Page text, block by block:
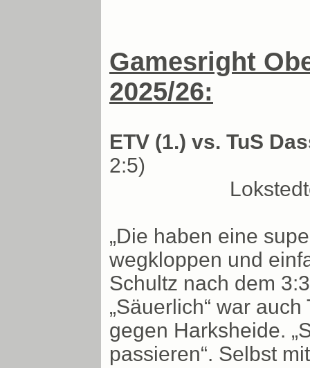
Gamesright
2025/26:
ETV (1.) vs. TuS
2:5)
„Die haben eine
wegkloppen und
Schultz nach dem
„Säuerlich“ war
gegen Harksheide.
passieren“. Selbst